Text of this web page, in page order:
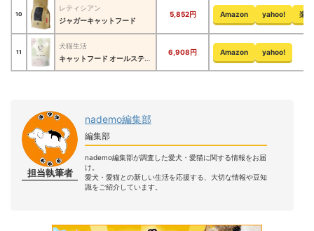
10
レティシアン
ジャガーキャットフード
5,852円 Amazon yahoo! 楽
11
犬猫生活
キャットフード オールステージ 国産の生鶏肉味
6,908円 Amazon yahoo!
担当執筆者
nademo編集部
編集部
nademo編集部が調査した愛犬・愛猫に関する情報をお届
け。
愛犬・愛猫との新しい生活を応援する、大切な情報や豆知
識をご紹介しています。